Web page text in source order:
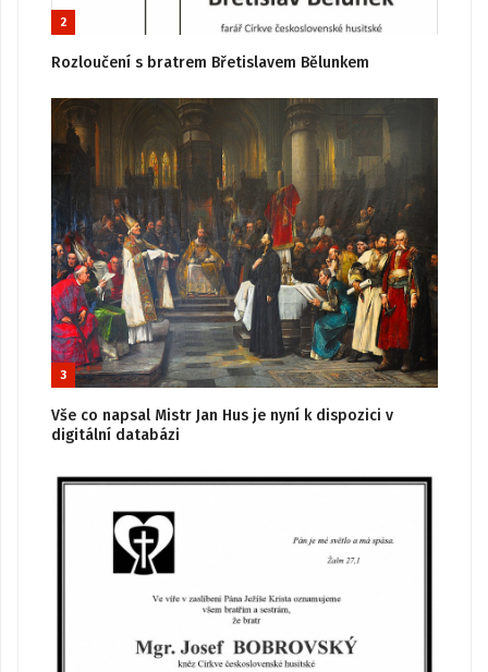
2
Rozloučení s bratrem Břetislavem Bělunkem
3
Vše co napsal Mistr Jan Hus je nyní k dispozici v
digitální databázi